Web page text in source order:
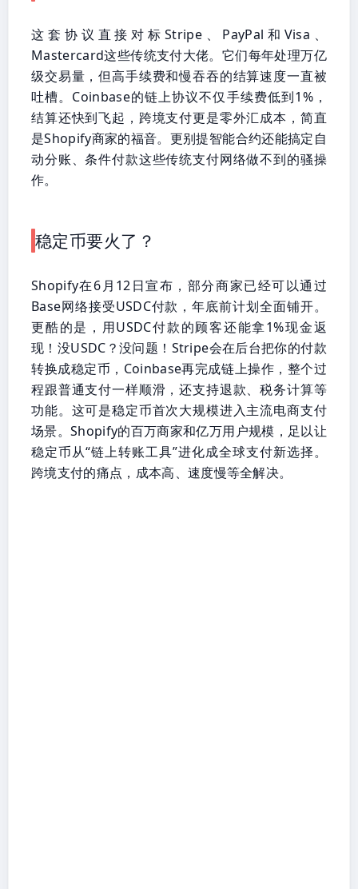
这套协议直接对标Stripe、PayPal和Visa、
Mastercard这些传统支付大佬。它们每年处理万亿
级交易量，但高手续费和慢吞吞的结算速度一直被
吐槽。Coinbase的链上协议不仅手续费低到1%，
结算还快到飞起，跨境支付更是零外汇成本，简直
是Shopify商家的福音。更别提智能合约还能搞定自
动分账、条件付款这些传统支付网络做不到的骚操
作。
稳定币要火了？
Shopify在6月12日宣布，部分商家已经可以通过
Base网络接受USDC付款，年底前计划全面铺开。
更酷的是，用USDC付款的顾客还能拿1%现金返
现！没USDC？没问题！Stripe会在后台把你的付款
转换成稳定币，Coinbase再完成链上操作，整个过
程跟普通支付一样顺滑，还支持退款、税务计算等
功能。这可是稳定币首次大规模进入主流电商支付
场景。Shopify的百万商家和亿万用户规模，足以让
稳定币从“链上转账工具”进化成全球支付新选择。
跨境支付的痛点，成本高、速度慢等全解决。